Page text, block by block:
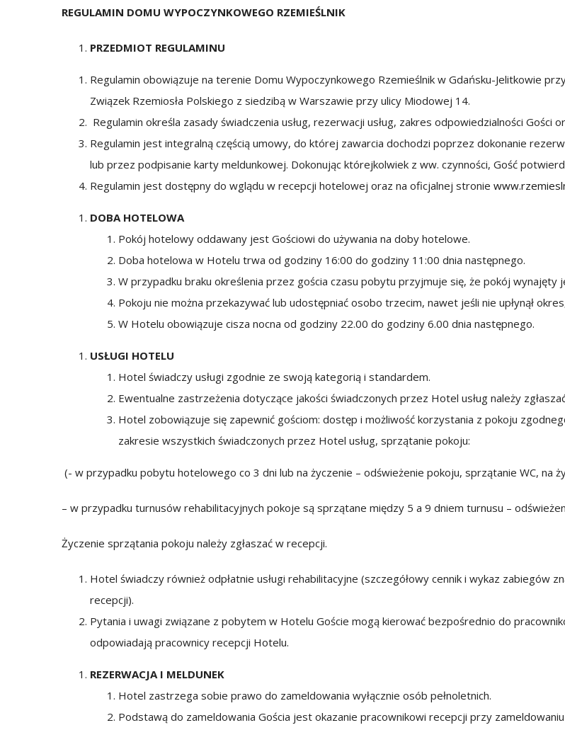
REGULAMIN DOMU WYPOCZYNKOWEGO RZEMIEŚLNIK
PRZEDMIOT REGULAMINU
Regulamin obowiązuje na terenie Domu Wypoczynkowego Rzemieślnik w Gdańsku-Jelitkowie
Związek Rzemiosła Polskiego z siedzibą w Warszawie przy ulicy Miodowej 14.
Regulamin określa zasady świadczenia usług, rezerwacji usług, zakres odpowiedzialności
Regulamin jest integralną częścią umowy, do której zawarcia dochodzi poprzez dokonanie
lub przez podpisanie karty meldunkowej. Dokonując którejkolwiek z ww. czynności, Gość
Regulamin jest dostępny do wglądu w recepcji hotelowej oraz na oficjalnej stronie
DOBA HOTELOWA
Pokój hotelowy oddawany jest Gościowi do używania na doby hotelowe.
Doba hotelowa w Hotelu trwa od godziny 16:00 do godziny 11:00 dnia następnego.
W przypadku braku określenia przez gościa czasu pobytu przyjmuje się, że pokój wynajęty
Pokoju nie można przekazywać lub udostępniać osobo trzecim, nawet jeśli nie upłynął
W Hotelu obowiązuje cisza nocna od godziny 22.00 do godziny 6.00 dnia następnego.
USŁUGI HOTELU
Hotel świadczy usługi zgodnie ze swoją kategorią i standardem.
Ewentualne zastrzeżenia dotyczące jakości świadczonych przez Hotel usług należy
Hotel zobowiązuje się zapewnić gościom: dostęp i możliwość korzystania z pokoju
zakresie wszystkich świadczonych przez Hotel usług, sprzątanie pokoju:
(- w przypadku pobytu hotelowego co 3 dni lub na życzenie – odświeżenie pokoju, sprzątanie WC, na
– w przypadku turnusów rehabilitacyjnych pokoje są sprzątane między 5 a 9 dniem turnusu –
Życzenie sprzątania pokoju należy zgłaszać w recepcji.
Hotel świadczy również odpłatnie usługi rehabilitacyjne (szczegółowy cennik i wykaz
recepcji).
Pytania i uwagi związane z pobytem w Hotelu Goście mogą kierować bezpośrednio do
odpowiadają pracownicy recepcji Hotelu.
REZERWACJA I MELDUNEK
Hotel zastrzega sobie prawo do zameldowania wyłącznie osób pełnoletnich.
Podstawą do zameldowania Gościa jest okazanie pracownikowi recepcji przy